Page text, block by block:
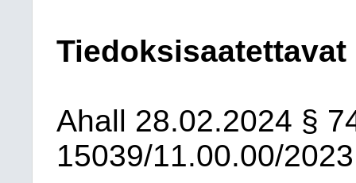
Tiedoksisaatettavat
Ahall 28.02.2024 §
15039/11.00.00/2023